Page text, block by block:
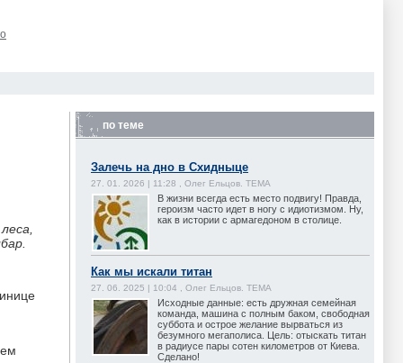
по теме
Залечь на дно в Схидныце
27. 01. 2026 | 11:28 , Олег Ельцов. ТЕМА
В жизни всегда есть место подвигу! Правда,
героизм часто идет в ногу с идиотизмом. Ну,
как в истории с армагедоном в столице.
Как мы искали титан
27. 06. 2025 | 10:04 , Олег Ельцов. ТЕМА
Исходные данные: есть дружная семейная
команда, машина с полным баком, свободная
суббота и острое желание вырваться из
безумного мегаполиса. Цель: отыскать титан
в радиусе пары сотен километров от Киева.
Сделано!